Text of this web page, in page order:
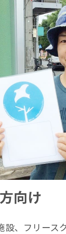
向け
、フリース